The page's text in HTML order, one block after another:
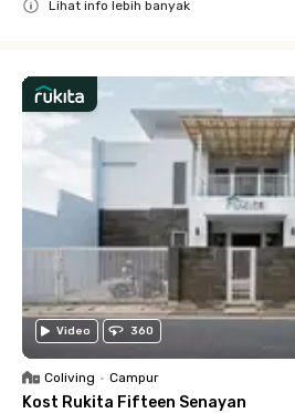
Lihat info lebih banyak
Video 360
Coliving • Campur
Kost Rukita Fifteen Senayan